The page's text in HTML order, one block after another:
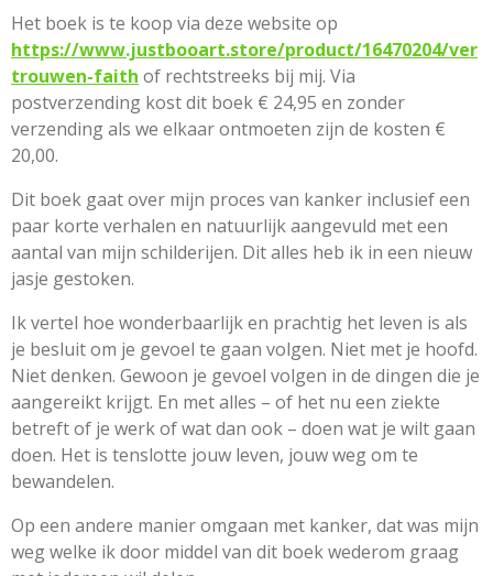
Het boek is te koop via deze website op
https://www.justbooart.store/product/16470204/ver
trouwen-faith of rechtstreeks bij mij. Via
postverzending kost dit boek € 24,95 en zonder
verzending als we elkaar ontmoeten zijn de kosten €
20,00.
Dit boek gaat over mijn proces van kanker inclusief een
paar korte verhalen en natuurlijk aangevuld met een
aantal van mijn schilderijen. Dit alles heb ik in een nieuw
jasje gestoken.
Ik vertel hoe wonderbaarlijk en prachtig het leven is als
je besluit om je gevoel te gaan volgen. Niet met je hoofd.
Niet denken. Gewoon je gevoel volgen in de dingen die je
aangereikt krijgt. En met alles – of het nu een ziekte
betreft of je werk of wat dan ook – doen wat je wilt gaan
doen. Het is tenslotte jouw leven, jouw weg om te
bewandelen.
Op een andere manier omgaan met kanker, dat was mijn
weg welke ik door middel van dit boek wederom graag